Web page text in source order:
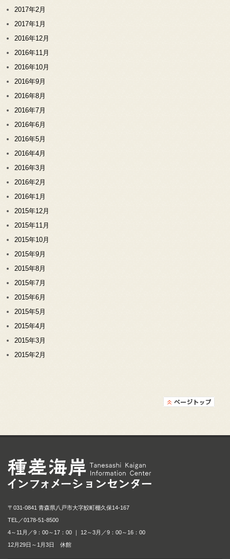
2017年2月
2017年1月
2016年12月
2016年11月
2016年10月
2016年9月
2016年8月
2016年7月
2016年6月
2016年5月
2016年4月
2016年3月
2016年2月
2016年1月
2015年12月
2015年11月
2015年10月
2015年9月
2015年8月
2015年7月
2015年6月
2015年5月
2015年4月
2015年3月
2015年2月
〒031-0841 青森県八戸市大字鮫町棚久保14-167
TEL／0178-51-8500
4～11月／9：00～17：00 ｜ 12～3月／9：00～16：00
12月29日～1月3日 休館